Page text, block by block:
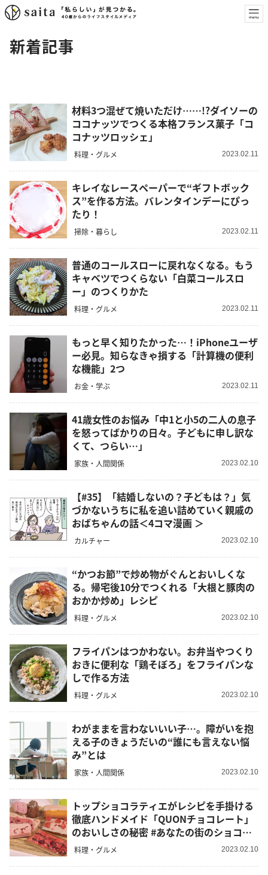
新着記事
材料3つ混ぜて焼いただけ……!?ダイソーの
ココナッツでつくる本格フランス菓子「コ
コナッツロッシェ」
料理・グルメ 2023.02.11
キレイなレースペーパーで“ギフトボック
ス”を作る方法。バレンタインデーにぴっ
たり！
掃除・暮らし 2023.02.11
普通のコールスローに戻れなくなる。もう
キャベツでつくらない「白菜コールスロ
ー」のつくりかた
料理・グルメ 2023.02.11
もっと早く知りたかった…！iPhoneユーザ
ー必見。知らなきゃ損する「計算機の便利
な機能」2つ
お金・学ぶ 2023.02.11
41歳女性のお悩み「中1と小5の二人の息子
を怒ってばかりの日々。子どもに申し訳な
くて、つらい…」
家族・人間関係 2023.02.10
【#35】「結婚しないの？子どもは？」気
づかないうちに私を追い詰めていく親戚の
おばちゃんの話＜4コマ漫画 ＞
カルチャー 2023.02.10
“かつお節”で炒め物がぐんとおいしくな
る。帰宅後10分でつくれる「大根と豚肉の
おかか炒め」レシピ
料理・グルメ 2023.02.10
フライパンはつかわない。お弁当やつくり
おきに便利な「鶏そぼろ」をフライパンな
しで作る方法
料理・グルメ 2023.02.10
わがままを言わないいい子…。障がいを抱
える子のきょうだいの“誰にも言えない悩
み”とは
家族・人間関係 2023.02.10
トップショコラティエがレシピを手掛ける
徹底ハンドメイド「QUONチョコレート」
のおいしさの秘密 #あなたの街のショコラ
ティエ
料理・グルメ 2023.02.10